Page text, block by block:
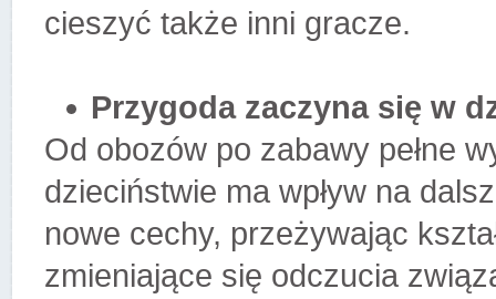
cieszyć także inni gracze.
Przygoda zaczyna się w
Od obozów po zabawy pełne
dzieciństwie ma wpływ na
nowe cechy, przeżywając
zmieniające się odczucia